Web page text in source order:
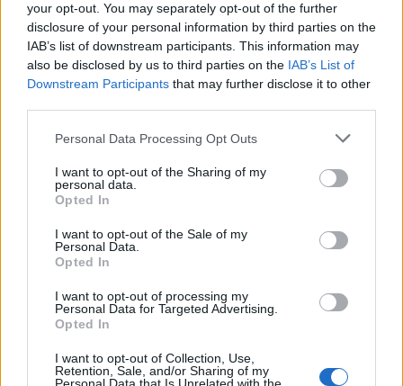
your opt-out. You may separately opt-out of the further
disclosure of your personal information by third parties on the
IAB’s list of downstream participants. This information may
also be disclosed by us to third parties on the IAB’s List of
Downstream Participants that may further disclose it to other
Please note that this website/app uses one or more Google
not limited to your visit or usage behaviour. You may click to
grant or deny consent to Google and its third-party tags to
use your data for below specified purposes in below Google
consent section.
Personal Data Processing Opt Outs
I want to opt-out of the Sharing of my
personal data.
Opted In
I want to opt-out of the Sale of my
Personal Data.
Opted In
I want to opt-out of processing my
Personal Data for Targeted Advertising.
Opted In
I want to opt-out of Collection, Use,
Retention, Sale, and/or Sharing of my
Szinkronhangok: A küldetés
(Missions)
Jasinka Ádám• 2018. május 31.
Május 24-én, csütörtök este 9-kor debütált a
FilmBox Prémium műsorán A küldetés című francia
széria. A 2017-ben bemutatott sorozat egy scifi, a
különítményről szól, akik megérkeznek a Marsra. A